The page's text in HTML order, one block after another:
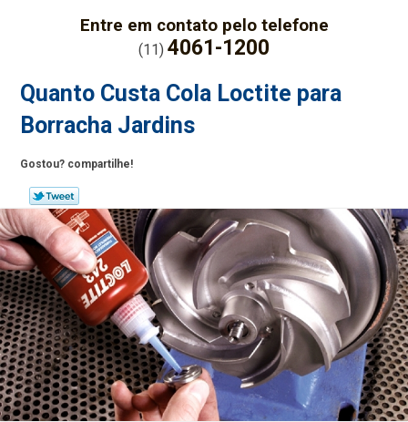
Entre em contato pelo telefone
(11) 4061-1200
Quanto Custa Cola Loctite para
Borracha Jardins
Gostou? compartilhe!